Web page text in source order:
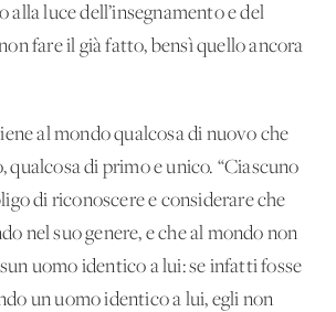
luce dell’insegnamento e del
fare il già fatto, bensì quello ancora
al mondo qualcosa di nuovo che
qualcosa di primo e unico. “Ciascuno
di riconoscere e considerare che
nel suo genere, e che al mondo non
uomo identico a lui: se infatti fosse
un uomo identico a lui, egli non